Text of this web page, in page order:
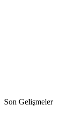
Son Gelişmeler